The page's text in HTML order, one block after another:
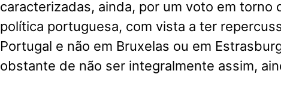
caracterizadas, ainda, por um voto em torno
política portuguesa, com vista a ter
Portugal e não em Bruxelas ou em
obstante de não ser integralmente assim,